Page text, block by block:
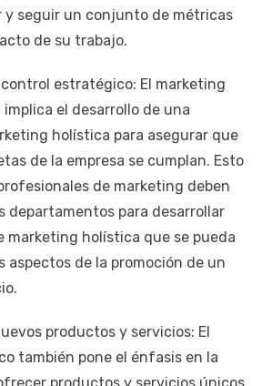
y seguir un conjunto de métricas
de su trabajo.
estratégico: El marketing
el desarrollo de una
holística para asegurar que
de la empresa se cumplan. Esto
de marketing deben
departamentos para desarrollar
marketing holística que se pueda
aspectos de la promoción de un
productos y servicios: El
también pone el énfasis en la